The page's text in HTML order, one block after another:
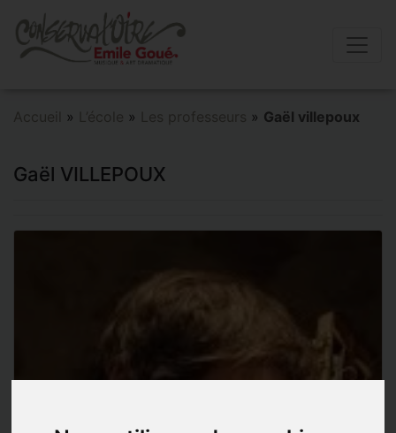
Accueil » L’école » Les professeurs » Gaël villepoux
Gaël VILLEPOUX